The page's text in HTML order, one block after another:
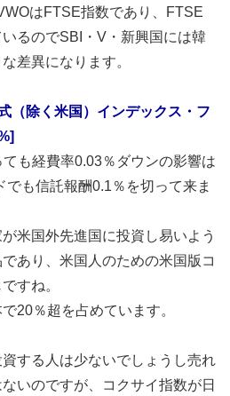
はFTSE指数であり、FTSE
るのでSBI・V・新興国には韓
差異になります。
（除く米国）インデックス・フ
も経費率0.03％ダウンの影響は
も信託報酬0.1％を切って来ま
米国外先進国に投資し易いよう
あり、米国人のための米国版コ
すね。
20％超を占めています。
する人は少ないでしょうし売れ
いのですが、コクサイ指数が日